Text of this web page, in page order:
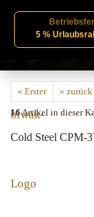
5 %
« Erster « zurück
16Artikel in dieser
Cold Steel CPM-